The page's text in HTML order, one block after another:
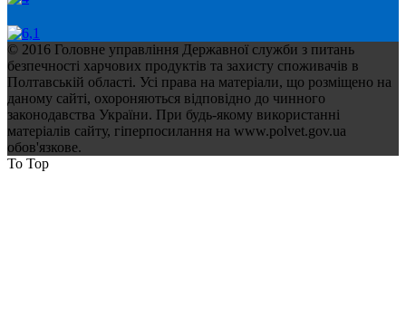
© 2016 Головне управління Державної служби з питань
безпечності харчових продуктів та захисту споживачів в
Полтавській області. Усі права на матеріали, що розміщено на
даному сайті, охороняються відповідно до чинного
законодавства України. При будь-якому використанні
матеріалів сайту, гіперпосилання на www.polvet.gov.ua
обов'язкове.
To Top